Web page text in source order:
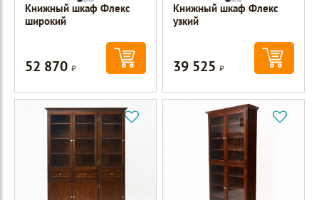
Книжный шкаф Флекс
широкий
52 870Р
Книжный шкаф Флекс
узкий
39 525Р